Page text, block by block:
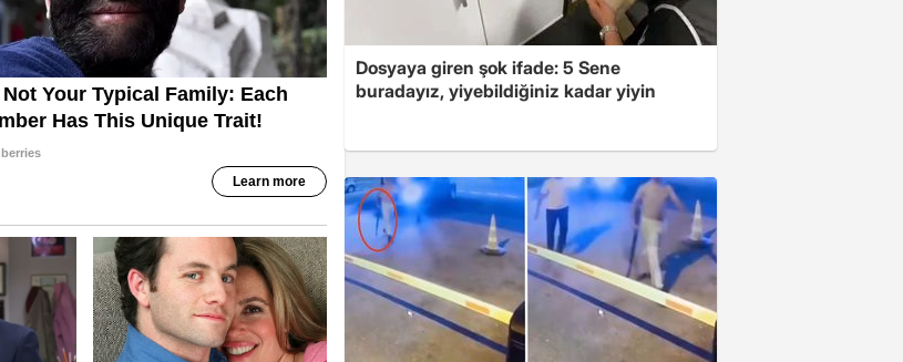
Dosyaya giren şok ifade: 5 Sene
buradayız, yiyebildiğiniz kadar yiyin